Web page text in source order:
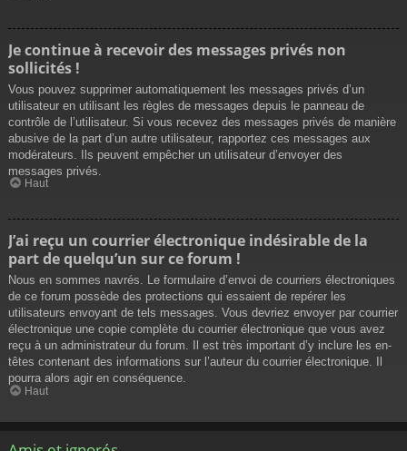
Je continue à recevoir des messages privés non
sollicités !
Vous pouvez supprimer automatiquement les messages privés d’un
utilisateur en utilisant les règles de messages depuis le panneau de
contrôle de l’utilisateur. Si vous recevez des messages privés de manière
abusive de la part d’un autre utilisateur, rapportez ces messages aux
modérateurs. Ils peuvent empêcher un utilisateur d’envoyer des
messages privés.
Haut
J’ai reçu un courrier électronique indésirable de la
part de quelqu’un sur ce forum !
Nous en sommes navrés. Le formulaire d’envoi de courriers électroniques
de ce forum possède des protections qui essaient de repérer les
utilisateurs envoyant de tels messages. Vous devriez envoyer par courrier
électronique une copie complète du courrier électronique que vous avez
reçu à un administrateur du forum. Il est très important d’y inclure les en-
têtes contenant des informations sur l’auteur du courrier électronique. Il
pourra alors agir en conséquence.
Haut